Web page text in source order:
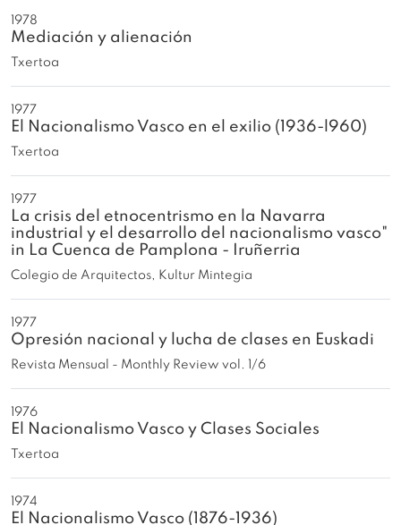
1978
Mediación y alienación
Txertoa
1977
El Nacionalismo Vasco en el exilio (1936-l960)
Txertoa
1977
La crisis del etnocentrismo en la Navarra
industrial y el desarrollo del nacionalismo vasco"
in La Cuenca de Pamplona - Iruñerria
Colegio de Arquitectos, Kultur Mintegia
1977
Opresión nacional y lucha de clases en Euskadi
Revista Mensual - Monthly Review vol. 1/6
1976
El Nacionalismo Vasco y Clases Sociales
Txertoa
1974
El Nacionalismo Vasco (1876-1936)